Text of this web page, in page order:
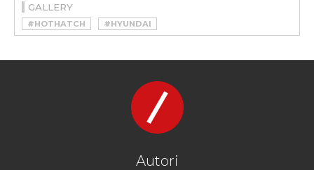
GALLERY
#HOTHATCH
#HYUNDAI
#HYUNDAI KONA N
#HYUNDAI N
#KONA
Autori